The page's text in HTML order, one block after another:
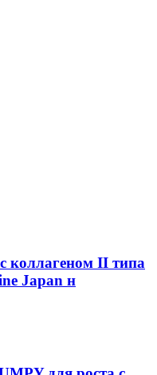
коллагеном II типа
Japan н